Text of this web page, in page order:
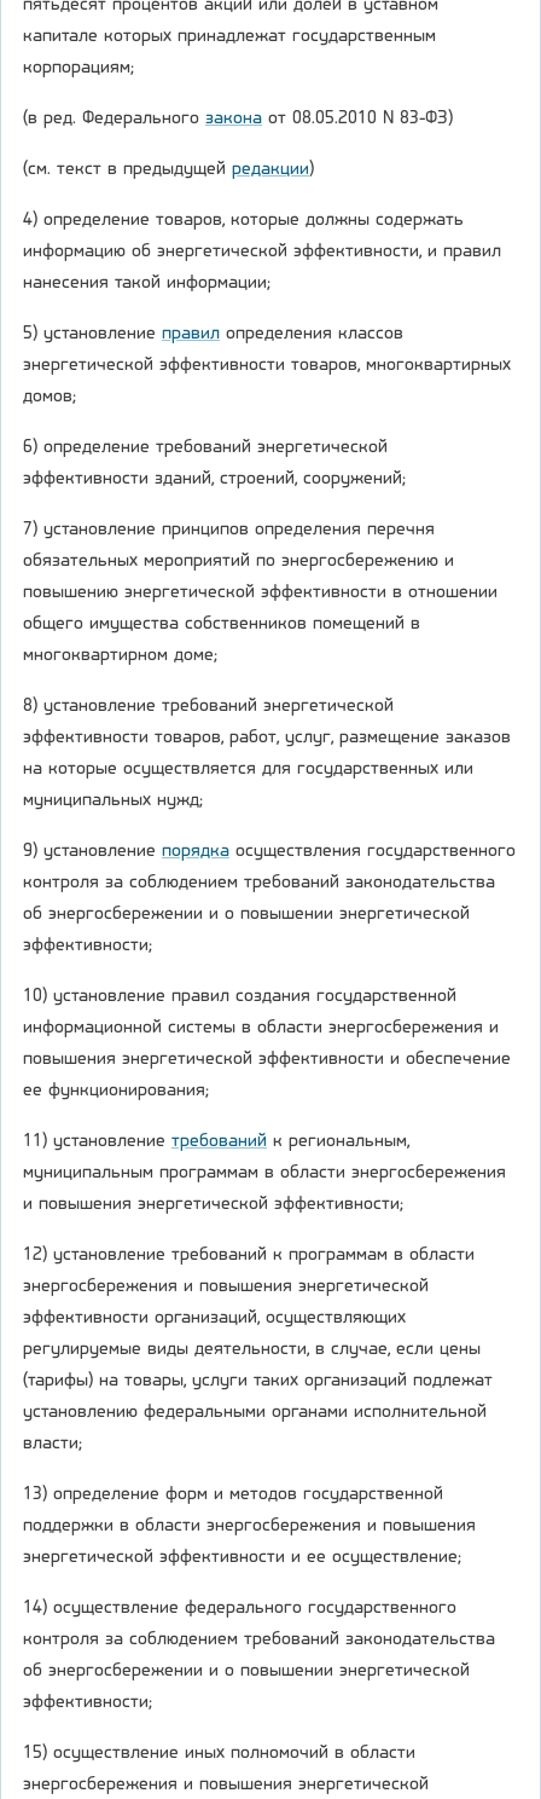
пятьдесят процентов акций или долей в уставном
капитале которых принадлежат государственным
корпорациям;
(в ред. Федерального закона от 08.05.2010 N 83-ФЗ)
(см. текст в предыдущей редакции)
4) определение товаров, которые должны содержать
информацию об энергетической эффективности, и правил
нанесения такой информации;
5) установление правил определения классов
энергетической эффективности товаров, многоквартирных
домов;
6) определение требований энергетической
эффективности зданий, строений, сооружений;
7) установление принципов определения перечня
обязательных мероприятий по энергосбережению и
повышению энергетической эффективности в отношении
общего имущества собственников помещений в
многоквартирном доме;
8) установление требований энергетической
эффективности товаров, работ, услуг, размещение заказов
на которые осуществляется для государственных или
муниципальных нужд;
9) установление порядка осуществления государственного
контроля за соблюдением требований законодательства
об энергосбережении и о повышении энергетической
эффективности;
10) установление правил создания государственной
информационной системы в области энергосбережения и
повышения энергетической эффективности и обеспечение
ее функционирования;
11) установление требований к региональным,
муниципальным программам в области энергосбережения
и повышения энергетической эффективности;
12) установление требований к программам в области
энергосбережения и повышения энергетической
эффективности организаций, осуществляющих
регулируемые виды деятельности, в случае, если цены
(тарифы) на товары, услуги таких организаций подлежат
установлению федеральными органами исполнительной
власти;
13) определение форм и методов государственной
поддержки в области энергосбережения и повышения
энергетической эффективности и ее осуществление;
14) осуществление федерального государственного
контроля за соблюдением требований законодательства
об энергосбережении и о повышении энергетической
эффективности;
15) осуществление иных полномочий в области
энергосбережения и повышения энергетической